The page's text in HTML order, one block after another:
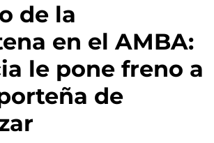
de la
en el AMBA:
le pone freno a
de